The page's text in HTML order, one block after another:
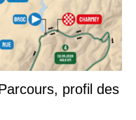
profil des